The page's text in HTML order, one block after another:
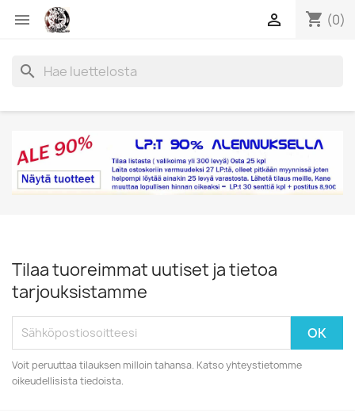
 shopping_cart (0)

search
Tilaa tuoreimmat uutiset ja tietoa
tarjouksistamme
Voit peruuttaa tilauksen milloin tahansa. Katso yhteystietomme
oikeudellisista tiedoista.